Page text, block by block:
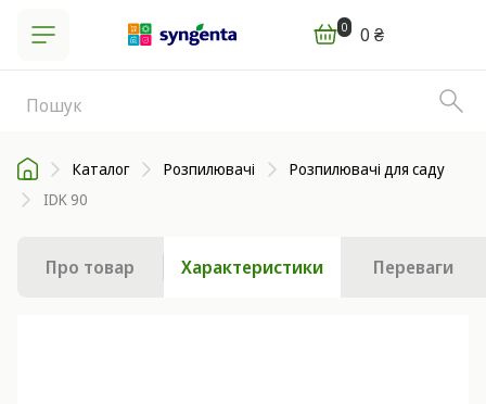
0 0 ₴
Каталог Розпилювачі
Розпилювачі для саду
IDK 90
Про товар Характеристики Переваги